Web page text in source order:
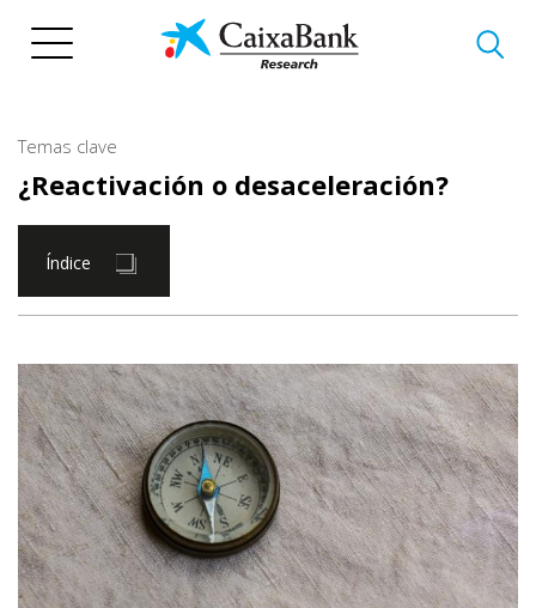
Temas clave
¿Reactivación o desaceleración?
Índice